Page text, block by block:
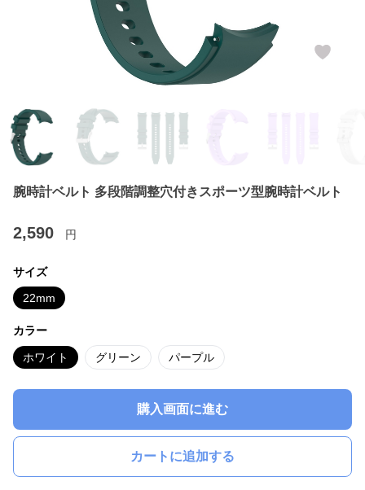
腕時計ベルト 多段階調整穴付きスポーツ型腕時計ベルト
2,590 円
サイズ
22mm
カラー
ホワイト グリーン パープル
購入画面に進む
カートに追加する